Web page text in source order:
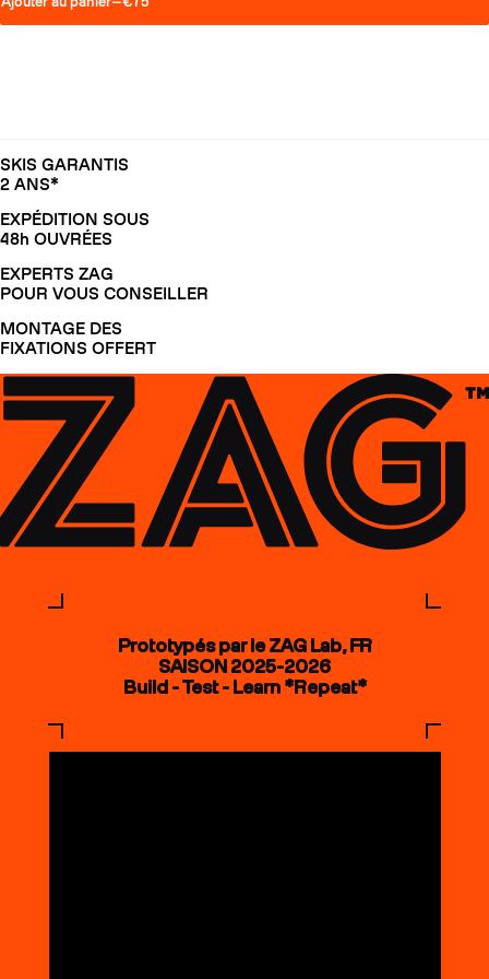
SKIS GARANTIS
2 ANS*
EXPÉDITION SOUS
48h OUVRÉES
EXPERTS ZAG
POUR VOUS CONSEILLER
MONTAGE DES
FIXATIONS OFFERT
Prototypés par le ZAG Lab, FR
SAISON 2025-2026
Build - Test - Learn *Repeat*